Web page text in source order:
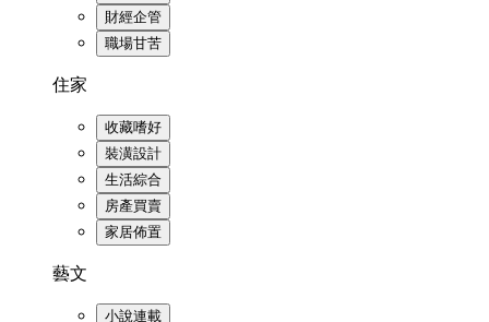
財經企管
職場甘苦
住家
收藏嗜好
裝潢設計
生活綜合
房產買賣
家居佈置
藝文
小說連載